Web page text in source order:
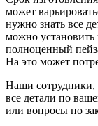
может
нужно знать все
можно установить
полноценный
На это может
Наши сотрудники,
все детали по
или вопросы по